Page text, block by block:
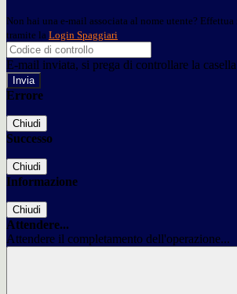
Non hai una e-mail associata al nome utente?
tramite la Login Spaggiari
E-mail inviata, si prega di controllare la
Errore
Chiudi
Successo
Chiudi
Informazione
Chiudi
Attendere...
Attendere il completamento dell'operazione...